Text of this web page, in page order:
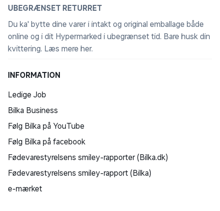
UBEGRÆNSET RETURRET
Du ka' bytte dine varer i intakt og original emballage både
online og i dit Hypermarked i ubegrænset tid. Bare husk din
kvittering. Læs mere her.
INFORMATION
Ledige Job
Bilka Business
Følg Bilka på YouTube
Følg Bilka på facebook
Fødevarestyrelsens smiley-rapporter (Bilka.dk)
Fødevarestyrelsens smiley-rapport (Bilka)
e-mærket